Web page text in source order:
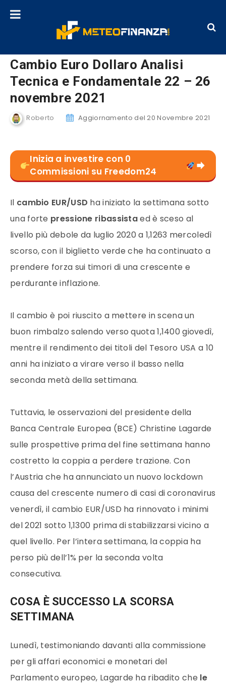
Cambio Euro Dollaro Analisi
Tecnica e Fondamentale 22 – 26
novembre 2021
Roberto Aggiornamento del 20 Novembre 2021
Inizia a investire con 0
Commissioni su Freedom24
Il cambio EUR/USD ha iniziato la settimana sotto
una forte pressione ribassistaed è sceso al
livello più debole da luglio 2020 a 1,1263 mercoledì
scorso, con il biglietto verde che ha continuato a
prendere forza sui timori di una crescente e
perdurante inflazione.
Il cambio è poi riuscito a mettere in scena un
buon rimbalzo salendo verso quota 1,1400 giovedì,
mentre il rendimento dei titoli del Tesoro USA a 10
anni ha iniziato a virare verso il basso nella
seconda metà della settimana.
Tuttavia, le osservazioni del presidente della
Banca Centrale Europea (BCE) Christine Lagarde
sulle prospettive prima del fine settimana hanno
costretto la coppia a perdere trazione. Con
l’Austria che ha annunciato un nuovo lockdown
causa del crescente numero di casi di coronavirus
venerdì, il cambio EUR/USD ha rinnovato i minimi
del 2021 sotto 1,1300 prima di stabilizzarsi vicino a
quel livello. Per l’intera settimana, la coppia ha
perso più dell’1% per la seconda volta
consecutiva.
COSA È SUCCESSO LA SCORSA
SETTIMANA
Lunedì, testimoniando davanti alla commissione
per gli affari economici e monetari del
Parlamento europeo, Lagarde ha ribadito che le